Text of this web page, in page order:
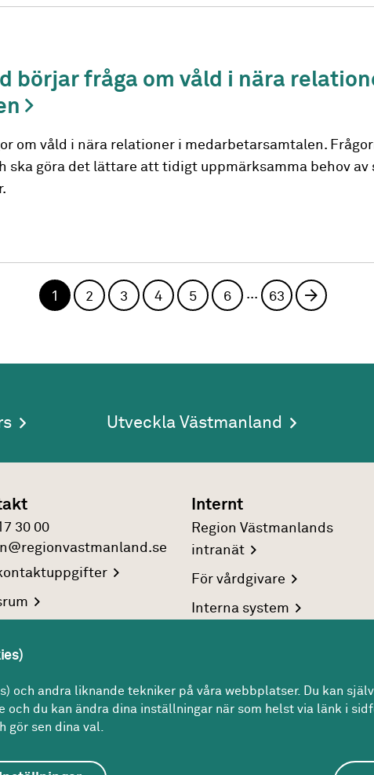
börjar fråga om våld i nära
om våld i nära relationer i medarbetarsamtalen.
ska göra det lättare att tidigt uppmärksamma behov av
1 2 3 4 5 6 ... 63 Nästa
Utveckla Västmanland
30 00
Internt
Region Västmanlands
intranät
Förvårdgivare
Internasystem
och andra liknande tekniker på våra webbplatser. Du kan
du kan ändra dina inställningar när som helst via länk i
gör sen dina val.